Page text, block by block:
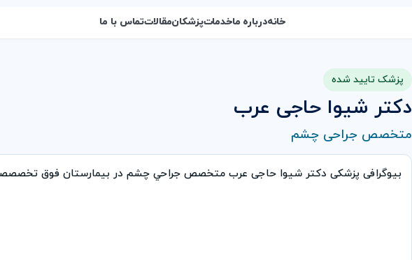
خانهدرباره ماخدماتپزشکانمقالاتتماس با ما
پزشک تایید شده
دكتر شیوا حاجی عرب
متخصص جراحی چشم
بیوگرافی پزشکی دكتر شیوا حاجی عرب متخصص جراحي چشم در بیمارستان فوق